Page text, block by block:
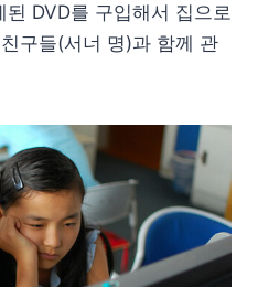
DVD를 구입해서 집으로
구들(서너 명)과 함께 관